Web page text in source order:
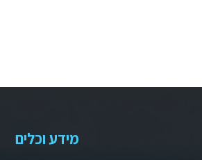
מידע וכלים